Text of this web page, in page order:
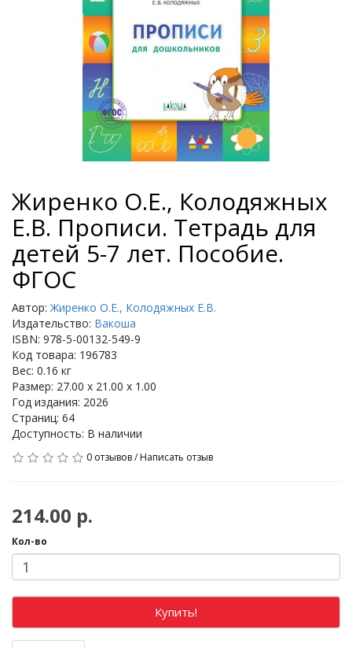
Жиренко О.Е., Колодяжных
Е.В. Прописи. Тетрадь для
детей 5-7 лет. Пособие.
ФГОС
Автор:Жиренко О.Е., Колодяжных Е.В.
Издательство: Вакоша
ISBN: 978-5-00132-549-9
Код товара: 196783
Вес: 0.16 кг
Размер: 27.00 x 21.00 x 1.00
Год издания: 2026
Страниц: 64
Доступность: В наличии
0 отзывов/Написать отзыв
214.00 р.
Кол-во
Купить!